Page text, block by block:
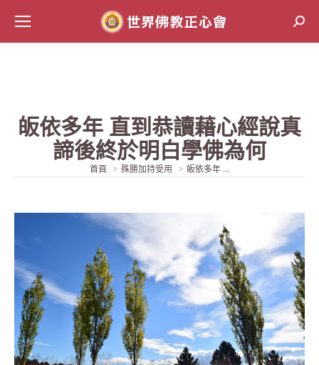
皈依多年 直到恭讀藉心經說真
諦後終於明白學佛為何
當前位置:
首頁 殊勝加持受用 皈依多年 ...